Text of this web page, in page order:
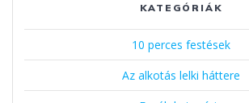
KATEGÓRIÁK
10 perces festések
Az alkotás lelki háttere